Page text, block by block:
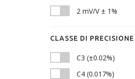
2 mV/V ± 1%
CLASSE DI PRECISIONE
C3 (±0.02%)
C4 (0.017%)